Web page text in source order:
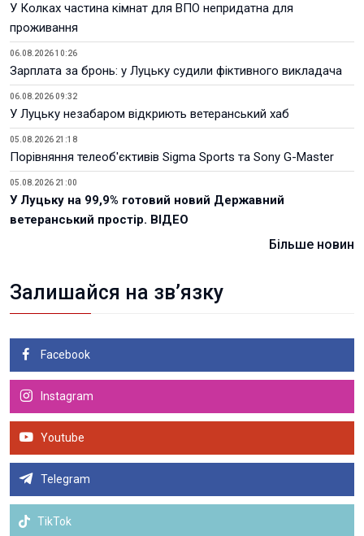
У Колках частина кімнат для ВПО непридатна для
проживання
06.08.2026 10:26
Зарплата за бронь: у Луцьку судили фіктивного викладача
06.08.2026 09:32
У Луцьку незабаром відкриють ветеранський хаб
05.08.2026 21:18
Порівняння телеоб'єктивів Sigma Sports та Sony G-Master
05.08.2026 21:00
У Луцьку на 99,9% готовий новий Державний
ветеранський простір. ВІДЕО
Більше новин
Залишайся на зв’язку
Facebook
Instagram
Youtube
Telegram
TikTok